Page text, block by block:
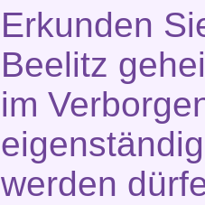
Erkunden
Beelitz
im
werden